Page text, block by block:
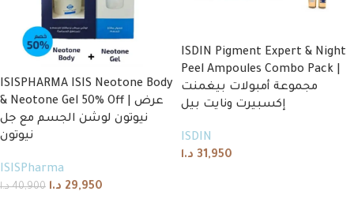
ISISPHARMA ISIS Neotone Body
& Neotone Gel 50% Off | عرض
نيوتون لوشن الجسم مع جل
نيوتون
ISISPharma
40,900 د.ا 29,950 د.ا
ISDIN Pigment Expert & Night
Peel Ampoules Combo Pack |
مجموعة أمبولات بيغمنت
إكسبيرت ونايت بيل
ISDIN
31,950 د.ا